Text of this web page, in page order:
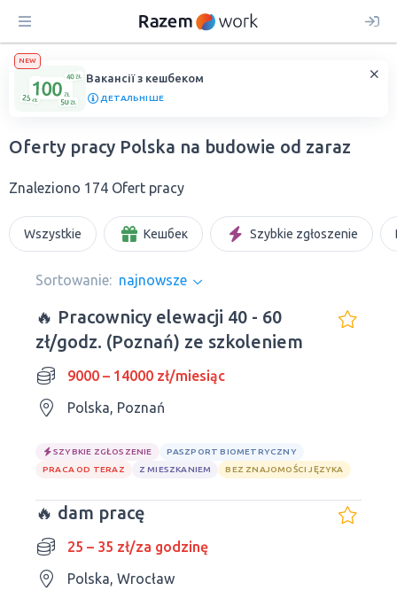
NEW
Вакансії з кешбеком
ДЕТАЛЬНІШЕ
Oferty pracy Polska na budowie od zaraz
Znaleziono 174 Ofert pracy
Wszystkie Кешбек Szybkie zgłoszenie
Sortowanie: najnowsze
🔥 Pracownicy elewacji 40 - 60
zł/godz. (Poznań) ze szkoleniem
9000 – 14000 zł/miesiąc
Polska, Poznań
SZYBKIE ZGŁOSZENIE
PASZPORT BIOMETRYCZNY
PRACA OD TERAZ
Z MIESZKANIEM BEZ ZNAJOMOŚCI JĘZYKA
🔥 dam pracę
25 – 35 zł/za godzinę
Polska, Wrocław